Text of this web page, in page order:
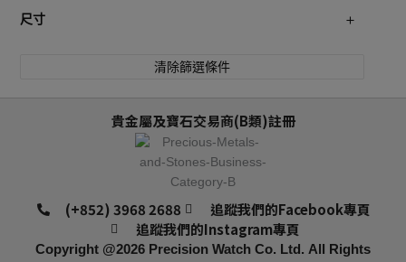
尺寸
清除篩選條件
(+852) 3968 2688
追蹤我們的Facebook專頁
追蹤我們的Instagram專頁
Copyright @2026 Precision Watch Co. Ltd.
貴金屬及寶石交易商(B類)註冊